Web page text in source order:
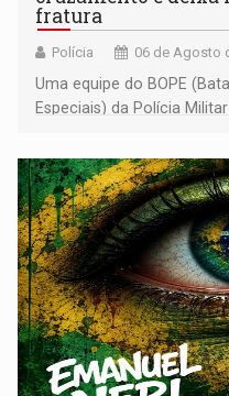
fratura
Polícia 06 de Agosto
Uma equipe do BOPE
Especiais) da Polícia